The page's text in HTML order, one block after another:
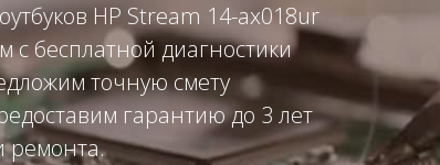
HP Stream 14-ax018ur
с бесплатной диагностики
точную смету
гарантию до 3 лет
ремонта.